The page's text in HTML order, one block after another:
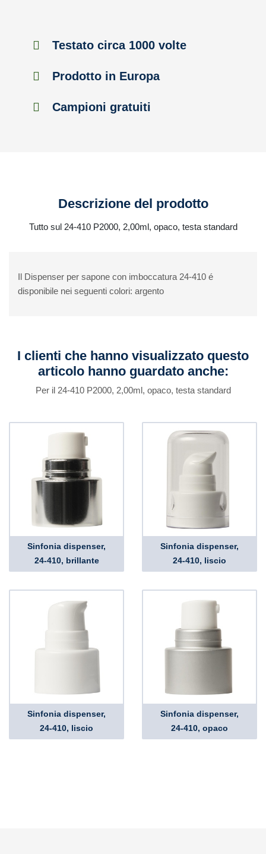
Testato circa 1000 volte
Prodotto in Europa
Campioni gratuiti
Descrizione del prodotto
Tutto sul 24-410 P2000, 2,00ml, opaco, testa standard
Il Dispenser per sapone con imboccatura 24-410 é
disponibile nei seguenti colori: argento
I clienti che hanno visualizzato questo
articolo hanno guardato anche:
Per il 24-410 P2000, 2,00ml, opaco, testa standard
Sinfonia dispenser,
24-410, brillante
Sinfonia dispenser,
24-410, liscio
Sinfonia dispenser,
24-410, liscio
Sinfonia dispenser,
24-410, opaco